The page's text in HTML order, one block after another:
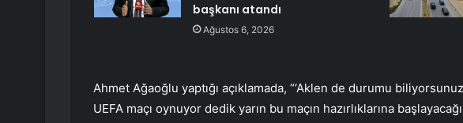
başkanı atandı
Ağustos 6, 2026
Ahmet Ağaoğlu yaptığı açıklamada, “‘Aklen de durumu
UEFA maçı oynuyor dedik yarın bu maçın hazırlıklarına